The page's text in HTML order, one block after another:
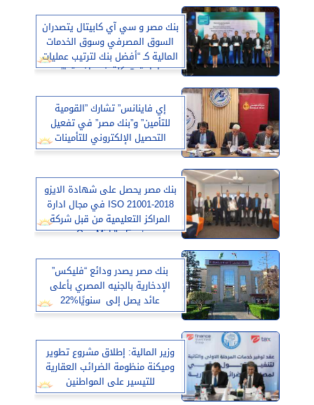
بنك مصر و سي آي كابيتال يتصدران
السوق المصرفي وسوق الخدمات
المالية كـ “أفضل بنك لترتيب عمليات
إعادة هيكلة في إفريقيا”
إي فاينانس” تشارك ”القومية
للتأمين” و”بنك مصر” في تفعيل
التحصيل الإلكتروني للتأمينات
بنك مصر يحصل على شهادة الايزو
ISO 21001-2018 في مجال ادارة
المراكز التعليمية من قبل شركة
Oss Middle East
بنك مصر يصدر ودائع “فليكس”
الإدخارية بالجنيه المصري بأعلى
عائد يصل إلى ‎ سنويًا%22
وزير المالية: إطلاق مشروع تطوير
وميكنة منظومة الضرائب العقارية
للتيسير على المواطنين